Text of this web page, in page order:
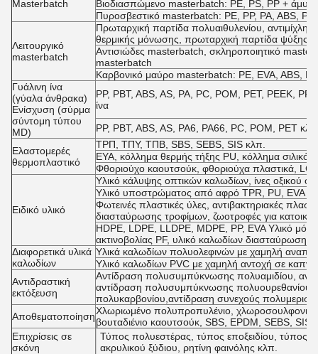
Masterbatch
Βιοδιασπώμενο masterbatch: PE, PS, PP +
Πυροσβεστικό masterbatch: PE, PP, PA, ABS,
Λειτουργικό
masterbatch
Πρωταρχική παρτίδα πολυαιθυλενίου,
θερμικής μόνωσης, πρωταρχική παρτίδα ψύξης,
Αντισιώδες masterbatch, σκληροποιητικό
masterbatch
Καρβονικό μαύρο masterbatch: PE, EVA, ABS,
Γυάλινη ίνα
(γύαλα άνθρακα)
Ενίσχυση (σύρμα
σύντομη τύπου
MD)
PP, PBT, ABS, AS, PA, PC, POM, PET, PEEK,
ίνα
PP, PBT, ABS, AS, PA6, PA66, PC, POM, PET
Ελαστομερές
θερμοπλαστικό
ΤΡΠ, ΤΠΥ, ΤΠΒ, SBS, SEBS, SIS κλπ.
ΕΥΑ, κόλλημα θερμής τήξης PU, κόλλημα
Φθοριούχο καουτσούκ, φθοριούχα πλαστικά,
Ειδικό υλικό
Υλικό κάλυψης οπτικών καλωδίων, ίνες οξικού
Υλικό υποστρώματος από αφρό TPR, PU, EVA
Φωτεινές πλαστικές ύλες, αντιβακτηριακές
διασταύρωσης τροφίμων, ζωοτροφές για
HDPE, LDPE, LLDPE, MDPE, PP, EVA Υλικό
ακτινοβολίας PF, υλικό καλωδίων διασταύρωσης
Διαφορετικά υλικά
καλωδίων
Υλικά καλωδίων πολυολεφινών με χαμηλή
Υλικό καλωδίων PVC με χαμηλή αντοχή σε
Αντιδραστική
εκτόξευση
Αντίδραση πολυσυμπύκνωσης πολυαμιδίου,
αντίδραση πολυσυμπύκνωσης
πολυκαρβονίου,αντίδραση συνεχούς
ΑποθεματοποίησηΧλωριωμένο πολυπροπυλένιο,
βουταδιένιο καουτσούκ, SBS, EPDM, SEBS, SIS
Επιχρίσεις σε
σκόνη
Τύπος πολυεστέρας, τύπος εποξειδίου, τύπος
ακρυλικού ξύδιου, ρητίνη φαινόλης κλπ.